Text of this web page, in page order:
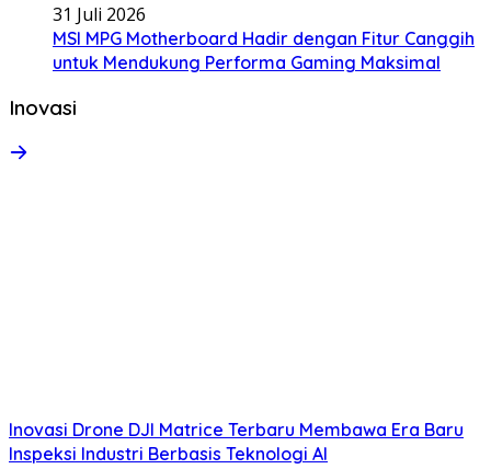
31 Juli 2026
MSI MPG Motherboard Hadir dengan Fitur Canggih
untuk Mendukung Performa Gaming Maksimal
Inovasi
Inovasi Drone DJI Matrice Terbaru Membawa Era Baru
Inspeksi Industri Berbasis Teknologi AI